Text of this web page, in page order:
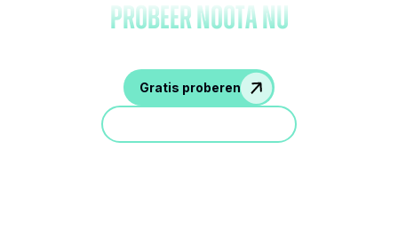
probeer Noota nu
Gratis proberen